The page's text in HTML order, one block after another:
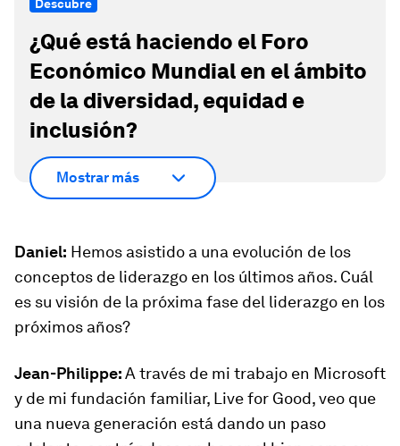
Descubre
¿Qué está haciendo el Foro
Económico Mundial en el ámbito
de la diversidad, equidad e
inclusión?
Mostrar más
Daniel: Hemos asistido a una evolución de los
conceptos de liderazgo en los últimos años. Cuál
es su visión de la próxima fase del liderazgo en los
próximos años?
Jean-Philippe:A través de mi trabajo en Microsoft
y de mi fundación familiar, Live for Good, veo que
una nueva generación está dando un paso